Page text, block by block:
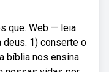
que. Web — leia
deus. 1) conserte o
bíblia nos ensina